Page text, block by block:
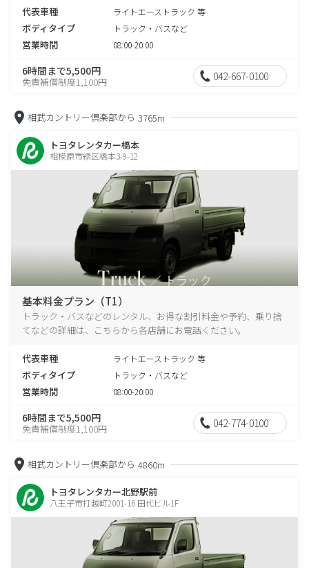
代表車種 ライトエーストラック 等
ボディタイプ トラック・バスなど
営業時間 08:00-20:00
6時間まで5,500円
免責補償制度1,100円 042-667-0100
相武カントリー倶楽部から 3765m
トヨタレンタカー橋本
相模原市緑区橋本3-9-12
基本料金プラン（T1）
トラック・バスなどのレンタル、お得な割引料金や予約、乗り捨
てなどの詳細は、こちらから各店舗にお電話ください。
代表車種 ライトエーストラック 等
ボディタイプ トラック・バスなど
営業時間 08:00-20:00
6時間まで5,500円
免責補償制度1,100円 042-774-0100
相武カントリー倶楽部から 4860m
トヨタレンタカー北野駅前
八王子市打越町2001-16 田代ビル1F